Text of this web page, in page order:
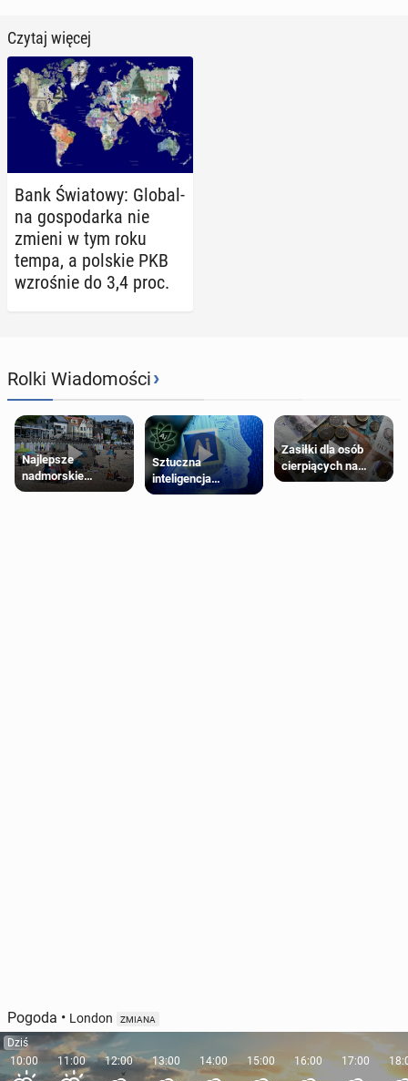
Czytaj więcej
Bank Świa­to­wy: Glo­bal­
na go­spo­dar­ka nie
zmieni w tym roku
tempa, a polskie PKB
wzro­śnie do 3,4 proc.
Rolki Wiadomości›
Najlepsze
nadmorskie
miasteczko blisko
Sztuczna
inteligencja
próbowała oszukać
Zasiłki dla osób
cierpiących na
schorzenia
Pogoda • London ZMIANA
Dziś
10:00
11:00 12:00 13:00 14:00 15:00 16:00 17:00